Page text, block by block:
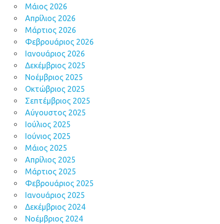
Μάιος 2026
Απρίλιος 2026
Μάρτιος 2026
Φεβρουάριος 2026
Ιανουάριος 2026
Δεκέμβριος 2025
Νοέμβριος 2025
Οκτώβριος 2025
Σεπτέμβριος 2025
Αύγουστος 2025
Ιούλιος 2025
Ιούνιος 2025
Μάιος 2025
Απρίλιος 2025
Μάρτιος 2025
Φεβρουάριος 2025
Ιανουάριος 2025
Δεκέμβριος 2024
Νοέμβριος 2024